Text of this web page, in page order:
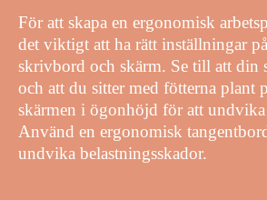
För att skapa en ergonomisk
det viktigt att ha rätt inställningar
skrivbord och skärm. Se till att din
och att du sitter med fötterna plant
skärmen i ögonhöjd för att undvika
Använd en ergonomisk
undvika belastningsskador.